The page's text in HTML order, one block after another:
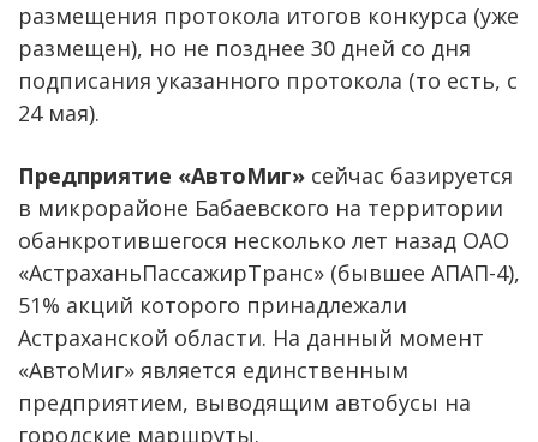
размещения протокола итогов конкурса (уже
размещен), но не позднее 30 дней со дня
подписания указанного протокола (то есть, с
24 мая).
Предприятие «АвтоМиг» сейчас базируется
в микрорайоне Бабаевского на территории
обанкротившегося несколько лет назад ОАО
«АстраханьПассажирТранс» (бывшее АПАП-4),
51% акций которого принадлежали
Астраханской области. На данный момент
«АвтоМиг» является единственным
предприятием, выводящим автобусы на
городские маршруты.